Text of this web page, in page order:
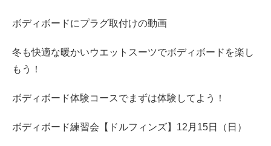
ボディボードにプラグ取付けの動画
冬も快適な暖かいウエットスーツでボディボードを楽し
もう！
ボディボード体験コースでまずは体験してよう！
ボディボード練習会【ドルフィンズ】12月15日（日）